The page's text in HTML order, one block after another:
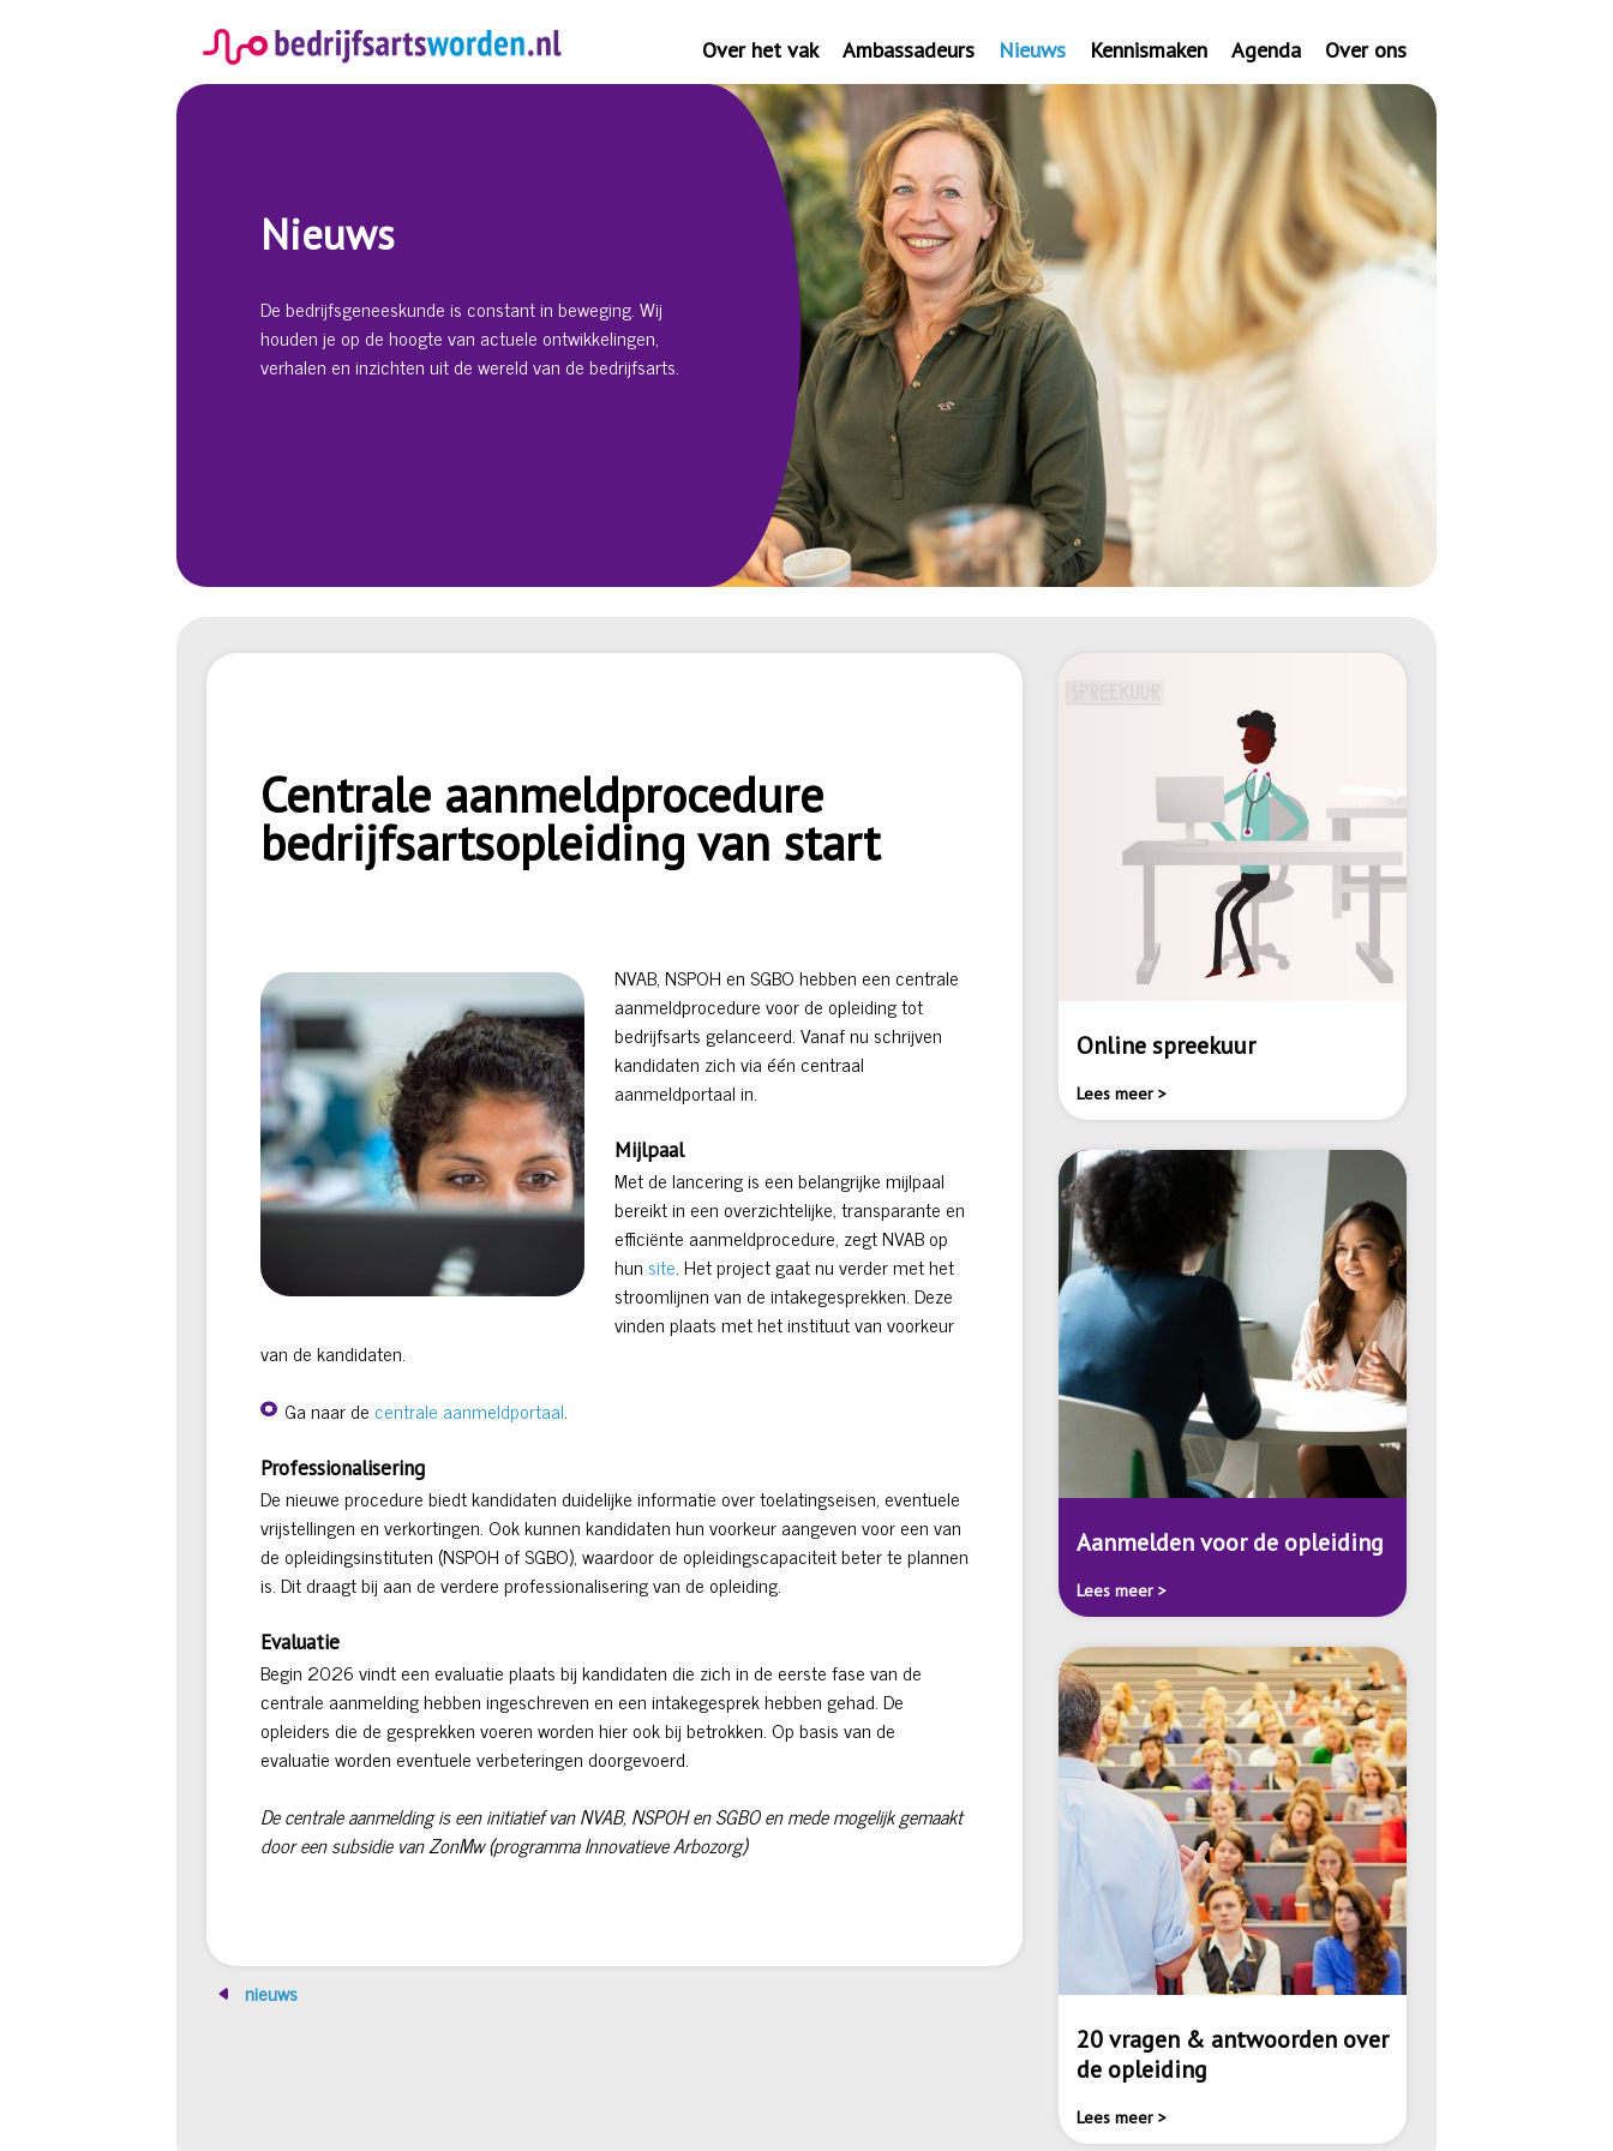
naar
inhoud
Over het vak Ambassadeurs Nieuws Kennismaken Agenda Over ons
Nieuws
De bedrijfsgeneeskunde is constant in beweging. Wij
houden je op de hoogte van actuele ontwikkelingen,
verhalen en inzichten uit de wereld van de bedrijfsarts.
Centrale aanmeldprocedure
bedrijfsartsopleiding van start
NVAB, NSPOH en SGBO hebben een centrale
aanmeldprocedure voor de opleiding tot
bedrijfsarts gelanceerd. Vanaf nu schrijven
kandidaten zich via één centraal
aanmeldportaal in.
Mijlpaal
Met de lancering is een belangrijke mijlpaal
bereikt in een overzichtelijke, transparante en
efficiënte aanmeldprocedure, zegt NVAB op
hun site.Het project gaat nu verder met het
stroomlijnen van de intakegesprekken. Deze
vinden plaats met het instituut van voorkeur
van de kandidaten.
Ga naar de centrale aanmeldportaal.
Professionalisering
De nieuwe procedure biedt kandidaten duidelijke informatie over toelatingseisen, eventuele
vrijstellingen en verkortingen. Ook kunnen kandidaten hun voorkeur aangeven voor een van
de opleidingsinstituten (NSPOH of SGBO), waardoor de opleidingscapaciteit beter te plannen
is. Dit draagt bij aan de verdere professionalisering van de opleiding.
Evaluatie
Begin 2026 vindt een evaluatie plaats bij kandidaten die zich in de eerste fase van de
centrale aanmelding hebben ingeschreven en een intakegesprek hebben gehad. De
opleiders die de gesprekken voeren worden hier ook bij betrokken. Op basis van de
evaluatie worden eventuele verbeteringen doorgevoerd.
De centrale aanmelding is een initiatief van NVAB, NSPOH en SGBO en mede mogelijk gemaakt
door een subsidie vanZonMw(programma Innovatieve Arbozorg)
nieuws
Online spreekuur
Lees meer >
Aanmelden voor de opleiding
Lees meer >
20 vragen & antwoorden over
de opleiding
Lees meer >